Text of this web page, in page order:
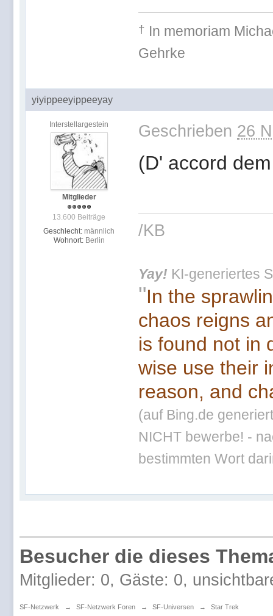
† In memoriam
yiyippeeyippeeyay
Interstellargestein
Mitglieder
13.600 Beiträge
Geschlecht: männlich
Wohnort: Berlin
Geschrieben 26
(D' accord
/KB
Yay! KI-generiertes
"In the
chaos reigns
is found not in
wise use their
reason, and
(auf Bing.de
NICHT bewerbe! -
bestimmten Wort
Besucher die dieses
Mitglieder: 0, Gäste: 0,
SF-Netzwerk → SF-Netzwerk Foren → SF-Universen → Star Trek